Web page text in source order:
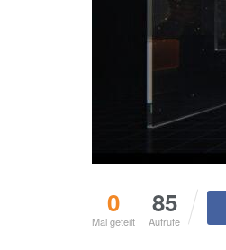
0
Mal geteilt
85
Aufrufe